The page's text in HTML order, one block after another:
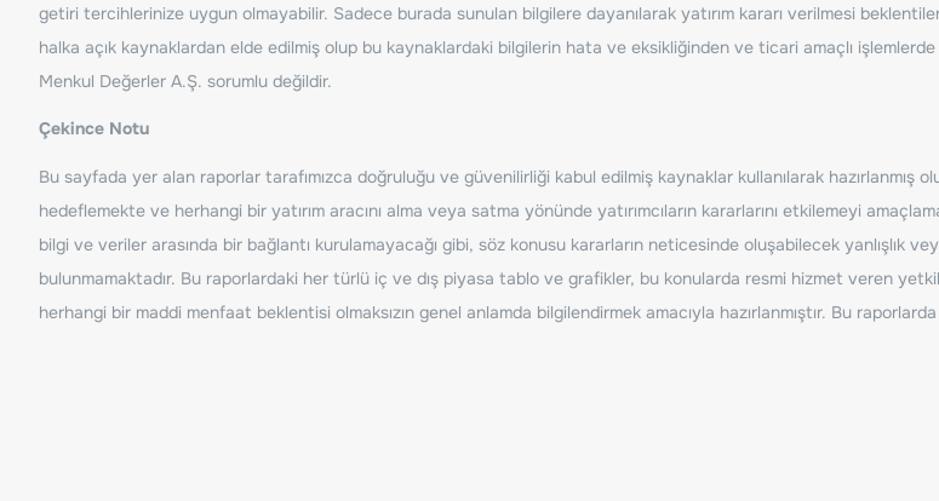
getiri tercihlerinize uygun olmayabilir. Sadece burada sunulan bilgilere dayanılarak yatırım kararı verilmesi
halka açık kaynaklardan elde edilmiş olup bu kaynaklardaki bilgilerin hata ve eksikliğinden ve ticari amaçlı
Menkul Değerler A.Ş. sorumlu değildir.
Çekince Notu
Bu sayfada yer alan raporlar tarafımızca doğruluğu ve güvenilirliği kabul edilmiş kaynaklar kullanılarak hazırlanmış
hedeflemekte ve herhangi bir yatırım aracını alma veya satma yönünde yatırımcıların kararlarını etkilemeyi
bilgi ve veriler arasında bir bağlantı kurulamayacağı gibi, söz konusu kararların neticesinde oluşabilecek yanlışlık
bulunmamaktadır. Bu raporlardaki her türlü iç ve dış piyasa tablo ve grafikler, bu konularda resmi hizmet veren
herhangi bir maddi menfaat beklentisi olmaksızın genel anlamda bilgilendirmek amacıyla hazırlanmıştır. Bu